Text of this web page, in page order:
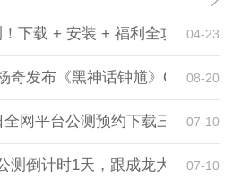
下载 + 安装 + 福利全攻略，一
04-23
奇发布《黑神话钟馗》CG！预
08-20
全网平台公测预约下载三端同步
07-10
测倒计时1天，跟成龙大哥一起
07-10